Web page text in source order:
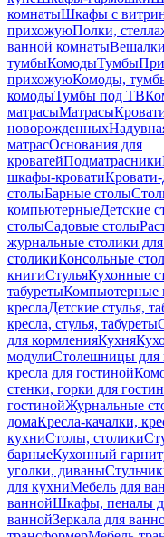
комнатыШкафы с
прихожуюПолки,
ванной комнаты
тумбыКомодыТумбы
прихожуюКомоды,
комодыТумбы под ТВ
матрасыМатрасы
новорожденных
матрасОснования для
кроватейПодматрасники
шкафы-кровати
столыБарные столы
компьютерныеДетские
столыСадовые столы
журнальные столики
столикиКонсольные
книгиСтульяКухонные
табуретыКомпьютерные
креслаДетские стулья,
кресла, стулья, табуреты
для кормленияКухня
модулиСтолешницы для
кресла для гостиной
стенки, горки для
гостинойЖурнальные
домаКресла-качалки,
кухниСтолы, столики
барныеКухонный
уголки, диваны
для кухниМебель для
ваннойШкафы, пеналы
ваннойЗеркала для